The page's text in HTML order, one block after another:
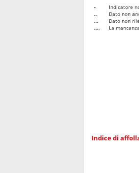
-
Indicatore
..
Dato non
...
Dato non
....
La
Indice di